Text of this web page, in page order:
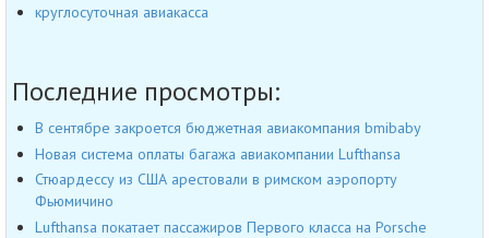
круглосуточная авиакасса
Последние просмотры:
В сентябре закроется бюджетная авиакомпания bmibaby
Новая система оплаты багажа авиакомпании Lufthansa
Стюардессу из США арестовали в римском аэропорту
Фьюмичино
Lufthansa покатает пассажиров Первого класса на Porsche